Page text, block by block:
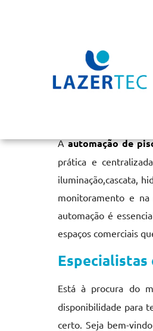
Automação
Aautomação de
prática e
iluminação,cascata,
monitoramento e na
automação é
espaços comerciais
Especialistas
Está à procura do
disponibilidade para
certo. Seja bem-